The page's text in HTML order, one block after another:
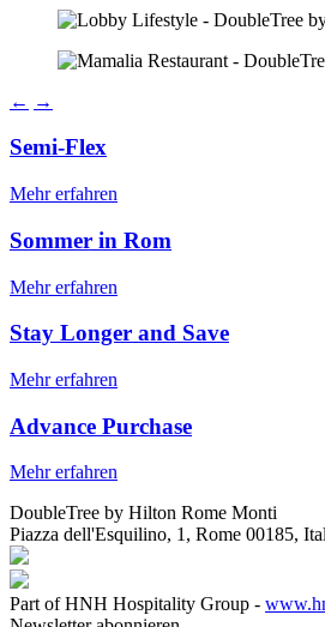
← →
Semi-Flex
Mehr erfahren
Sommer in Rom
Mehr erfahren
Stay Longer and Save
Mehr erfahren
Advance Purchase
Mehr erfahren
DoubleTree by Hilton Rome Monti
Piazza dell'Esquilino, 1, Rome 00185,
Part of HNH Hospitality Group -